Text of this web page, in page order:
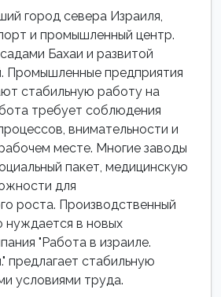
город севера Израиля,
и промышленный центр.
Бахаи и развитой
Промышленные предприятия
стабильную работу на
требует соблюдения
внимательности и
месте. Многие заводы
пакет, медицинскую
для
роста. Производственный
нуждается в новых
"Работа в израиле.
предлагает стабильную
условиями труда.